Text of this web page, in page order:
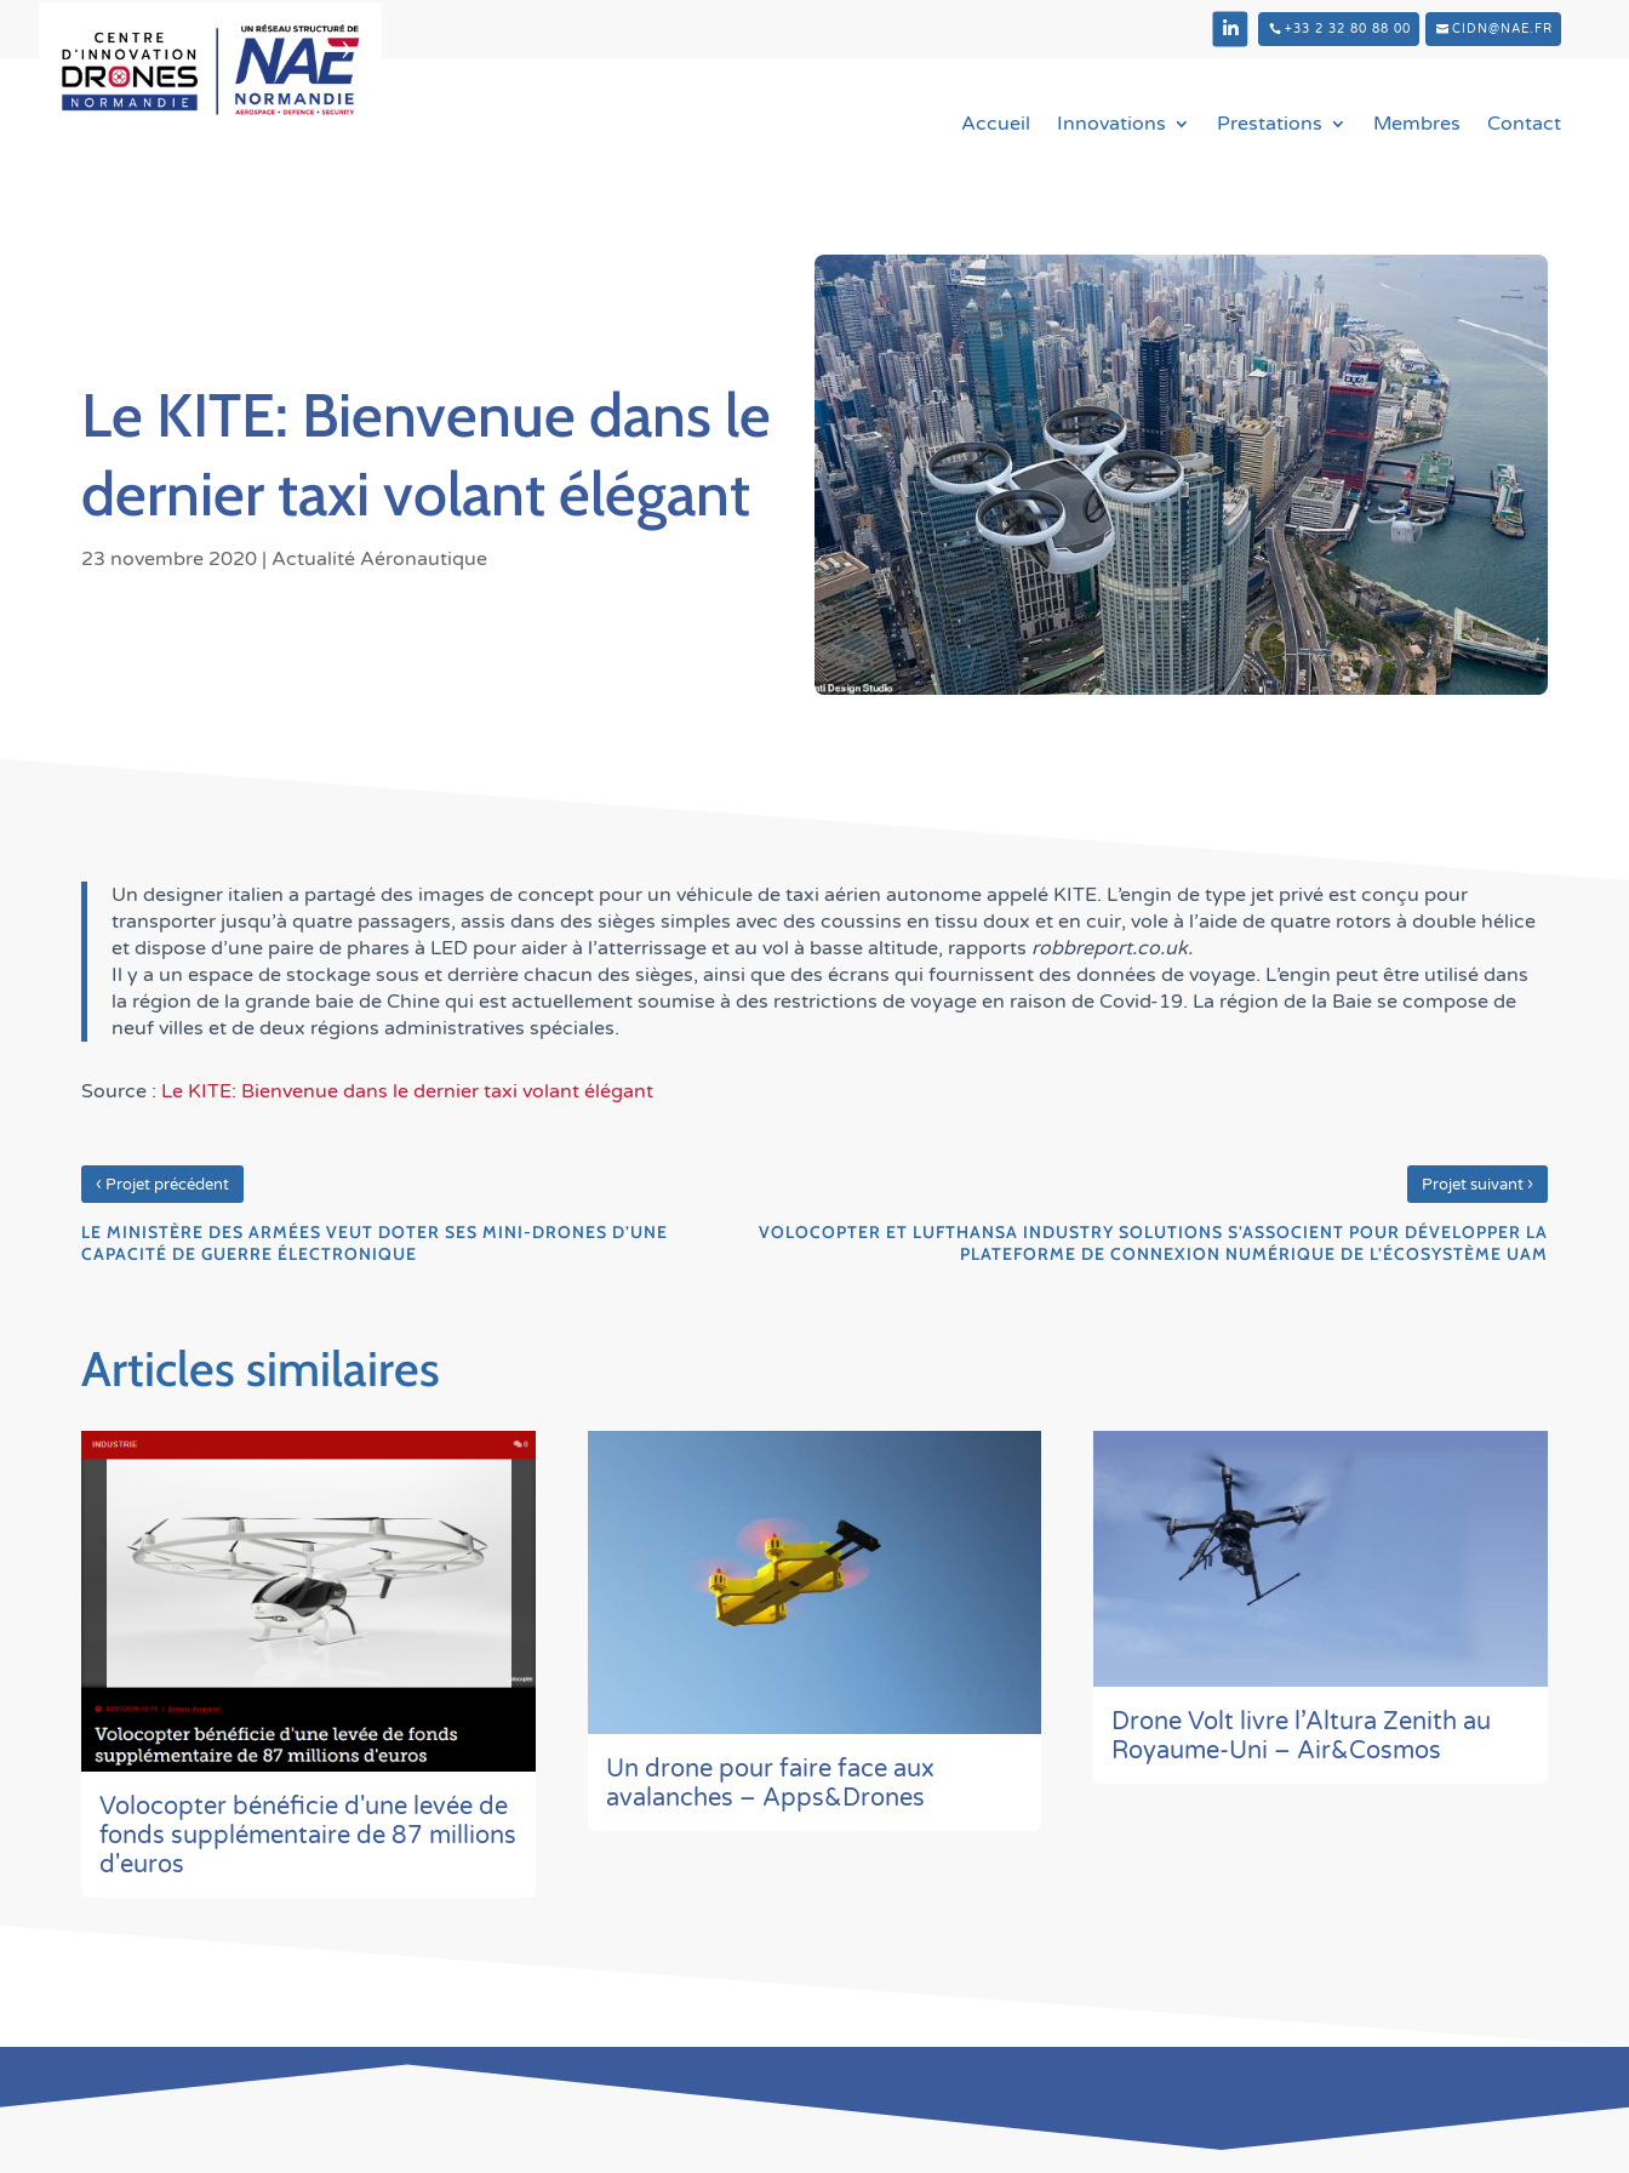
+33 2 32 80 88 00 CIDN@NAE.FR
Accueil Innovations Prestations Membres Contact
Le KITE: Bienvenue dans le
dernier taxi volant élégant
23 novembre 2020 | Actualité Aéronautique
Un designer italien a partagé des images de concept pour un véhicule de taxi aérien autonome appelé KITE. L’engin de type jet privé est conçu pour
transporter jusqu’à quatre passagers, assis dans des sièges simples avec des coussins en tissu doux et en cuir, vole à l’aide de quatre rotors à double hélice
et dispose d’une paire de phares à LED pour aider à l’atterrissage et au vol à basse altitude, rapports robbreport.co.uk.
Il y a un espace de stockage sous et derrière chacun des sièges, ainsi que des écrans qui fournissent des données de voyage. L’engin peut être utilisé dans
la région de la grande baie de Chine qui est actuellement soumise à des restrictions de voyage en raison de Covid-19. La région de la Baie se compose de
neuf villes et de deux régions administratives spéciales.
Source : Le KITE: Bienvenue dans le dernier taxi volant élégant
‹ Projet précédent
LE MINISTÈRE DES ARMÉES VEUT DOTER SES MINI-DRONES D’UNE
CAPACITÉ DE GUERRE ÉLECTRONIQUE
Projet suivant ›
VOLOCOPTER ET LUFTHANSA INDUSTRY SOLUTIONS S’ASSOCIENT POUR DÉVELOPPER LA
PLATEFORME DE CONNEXION NUMÉRIQUE DE L’ÉCOSYSTÈME UAM
Articles similaires
Volocopter bénéficie d'une levée de
fonds supplémentaire de 87 millions
d'euros
Un drone pour faire face aux
avalanches – Apps&Drones
Drone Volt livre l’Altura Zenith au
Royaume-Uni – Air&Cosmos